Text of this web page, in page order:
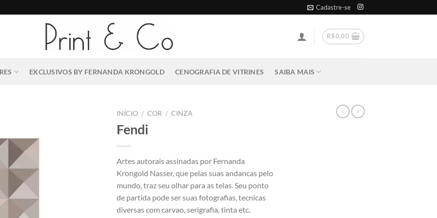
Cadastre-se
R$0,00
EXCLUSIVOS BY FERNANDA KRONGOLD CENOGRAFIA DE VITRINES SAIBA MAIS
INÍCIO / COR / CINZA
Fendi
Artes autorais assinadas por Fernanda
Krongold Nasser, que pelas suas andancas pelo
mundo, traz seu olhar para as telas. Seu ponto
de partida pode ser suas fotografias, tecnicas
diversas com carvao, serigrafia, tinta etc.